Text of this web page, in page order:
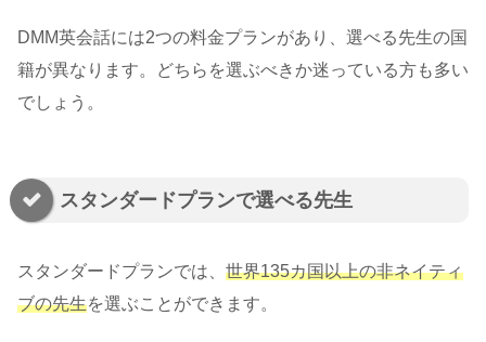
DMM英会話には2つの料金プランがあり、選べる先生の国
籍が異なります。どちらを選ぶべきか迷っている方も多い
でしょう。
スタンダードプランで選べる先生
スタンダードプランでは、 世界135カ国以上の非ネイティ
ブの先生を選ぶことができます。